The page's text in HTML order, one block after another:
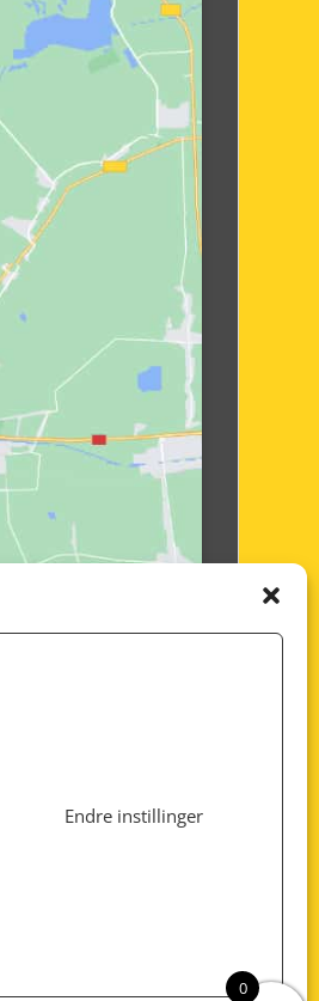
Endre instillinger
0